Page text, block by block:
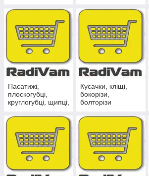
Пасатижі,
плоскогубці,
круглогубці, щипці,
мультітули
Кусачки, кліщі,
бокорізи,
болторізи